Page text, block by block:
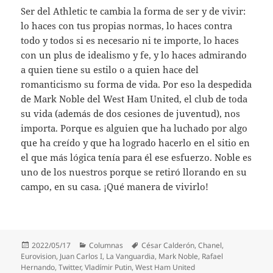
Ser del Athletic te cambia la forma de ser y de vivir:
lo haces con tus propias normas, lo haces contra
todo y todos si es necesario ni te importe, lo haces
con un plus de idealismo y fe, y lo haces admirando
a quien tiene su estilo o a quien hace del
romanticismo su forma de vida. Por eso la despedida
de Mark Noble del West Ham United, el club de toda
su vida (además de dos cesiones de juventud), nos
importa. Porque es alguien que ha luchado por algo
que ha creído y que ha logrado hacerlo en el sitio en
el que más lógica tenía para él ese esfuerzo. Noble es
uno de los nuestros porque se retiró llorando en su
campo, en su casa. ¡Qué manera de vivirlo!
Publicado
el
2022/05/17 Categorías
Columnas Etiquetas
César Calderón,Chanel,
Eurovision, Juan Carlos I, La Vanguardia, Mark Noble, Rafael
Hernando,Twitter,Vladímir Putin,West Ham United